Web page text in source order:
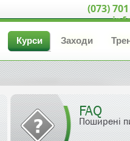
(073)
Курси Заходи
FAQ
Поширені